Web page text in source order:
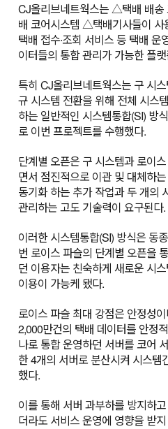
CJ올리브네트웍스는 △택배 배송
배 코어시스템 △택배기사들이
택배 접수∙조회 서비스 등 택배
이터들의 통합 관리가 가능한 플
특히 CJ올리브네트웍스는 구 시
규 시스템 전환을 위해 전체 시스
하는 일반적인 시스템통합(SI) 방
로 이번 프로젝트를 수행했다.
단계별 오픈은 구 시스템과 로이
면서 점진적으로 이관 및 대체하
동기화 하는 추가 작업과 두 개의
관리하는 고도 기술력이 요구된다.
이러한 시스템통합(SI) 방식은 동
번 로이스 파슬의 단계별 오픈을
던 이용자는 친숙하게 새로운 시
이용이 가능케 됐다.
로이스 파슬 최대 강점은 안정성
2,000만건의 택배 데이터를 안정
나로 통합 운영하던 서버를 코어
한 4개의 서버로 분산시켜 시스템
했다.
이를 통해 서버 과부하를 방지하
더라도 서비스 운영에 영향을 받